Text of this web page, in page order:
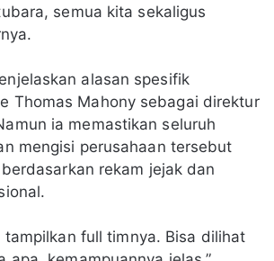
semua kita sekaligus
alasan spesifik
Thomas Mahony sebagai direktur
ia memastikan seluruh
mengisi perusahaan tersebut
rekam jejak dan
tampilkan full timnya. Bisa dilihat